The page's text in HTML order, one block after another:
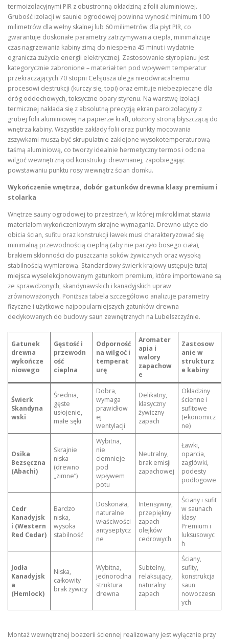
termoizolacyjnymi PIR z obustronną okładziną z folii aluminiowej.
Grubość izolacji w saunie ogrodowej powinna wynosić minimum 100
milimetrów dla wełny skalnej lub 60 milimetrów dla płyt PIR, co
gwarantuje doskonałe parametry zatrzymywania ciepła, minimalizuje
czas nagrzewania kabiny zimą do niespełna 45 minut i wydatnie
ogranicza zużycie energii elektrycznej. Zastosowanie styropianu jest
kategorycznie zabronione – materiał ten pod wpływem temperatur
przekraczających 70 stopni Celsjusza ulega nieodwracalnemu
procesowi destrukcji (kurczy się, topi) oraz emituje niebezpieczne dla
dróg oddechowych, toksyczne opary styrenu. Na warstwę izolacji
termicznej nakłada się z absolutną precyzją ekran paroizolacyjny z
grubej folii aluminiowej na papierze kraft, ułożony stroną błyszczącą do
wnętrza kabiny. Wszystkie zakłady folii oraz punkty mocowania
zszywkami muszą być skrupulatnie zaklejone wysokotemperaturową
taśmą aluminiową, co tworzy idealnie hermetyczny termos i odcina
wilgoć wewnętrzną od konstrukcji drewnianej, zapobiegając
powstawaniu punktu rosy wewnątrz ścian domku.
Wykończenie wnętrza, dobór gatunków drewna klasy premium i
stolarka
Wnętrze sauny ogrodowej to przestrzeń, w której mikroklimat stawia
materiałom wykończeniowym skrajne wymagania. Drewno użyte do
obicia ścian, sufitu oraz konstrukcji ławek musi charakteryzować się
minimalną przewodnością cieplną (aby nie parzyło bosego ciała),
brakiem skłonności do puszczania soków żywicznych oraz wysoką
stabilnością wymiarową. Standardowy świerk krajowy ustępuje tutaj
miejsca wyselekcjonowanym gatunkom premium, które importowane są
ze sprawdzonych, skandynawskich i kanadyjskich upraw
zrównoważonych. Poniższa tabela szczegółowo analizuje parametry
fizyczne i użytkowe najpopularniejszych gatunków drewna
dedykowanych do budowy saun zewnętrznych na Lubelszczyźnie.
Gatunek
drewna
wykończe
niowego
Gęstość i
przewodn
ość
cieplna
Odporność
na wilgoć i
temperat
urę
Aromater
apia i
walory
zapachow
e
Zastosow
anie w
strukturz
e kabiny
Świerk
Skandyna
wski
Średnia,
gęste
usłojenie,
małe sęki
Dobra,
wymaga
prawidłow
ej
wentylacji
Delikatny,
klasyczny
żywiczny
zapach
Okładziny
ścienne i
sufitowe
(ekonomicz
ne)
Osika
Bezsęczna
(Abachi)
Skrajnie
niska
(drewno
„zimne”)
Wybitna,
nie
ciemnieje
pod
wpływem
potu
Neutralny,
brak emisji
zapachowej
Ławki,
oparcia,
zagłówki,
podesty
podłogowe
Cedr
Kanadyjsk
i (Western
Red Cedar)
Bardzo
niska,
wysoka
stabilność
Doskonała,
naturalne
właściwości
antyseptycz
ne
Intensywny,
przepiękny
zapach
olejków
cedrowych
Ściany i sufit
w saunach
klasy
Premium i
luksusowyc
h
Jodła
Kanadyjsk
a
(Hemlock)
Niska,
całkowity
brak żywicy
Wybitna,
jednorodna
struktura
drewna
Subtelny,
relaksujący,
naturalny
zapach
Ściany,
sufity,
konstrukcja
saun
nowoczesn
ych
Montaż wewnętrznej boazerii ściennej realizowany jest wyłącznie przy